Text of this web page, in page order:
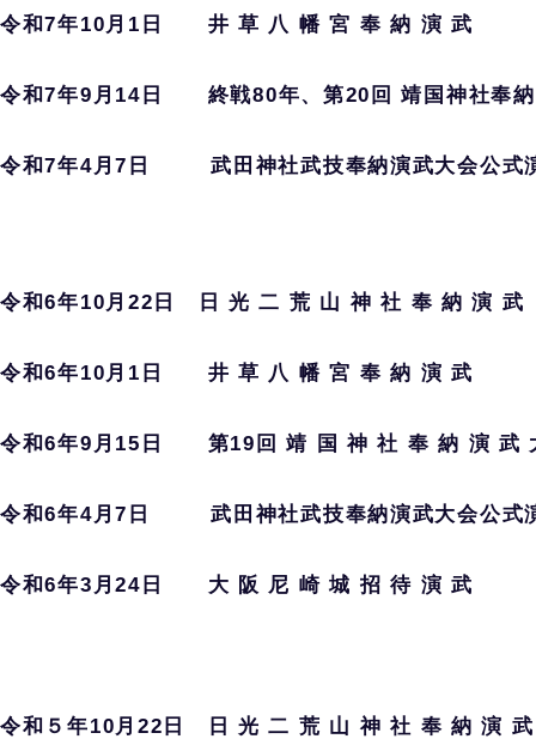
令和7年10月1日 井 草 八 幡 宮 奉 納 演 武
令和7年9月14日 終戦80年、第20回 靖国神社奉
令和7年4月7日 武田神社武技奉納演武大会公
令和6年10月22日 日 光 二 荒 山 神 社 奉 納 演 武
令和6年10月1日 井 草 八 幡 宮 奉 納 演 武
令和6年9月15日 第19回 靖 国 神 社 奉 納 演 武
令和6年4月7日 武田神社武技奉納演武大会公
令和6年3月24日 大 阪 尼 崎 城 招 待 演 武
令和５年10月22日 日 光 二 荒 山 神 社 奉 納 演